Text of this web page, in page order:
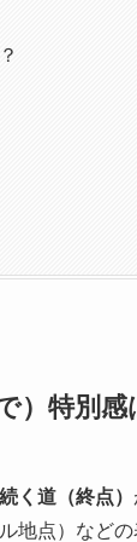
）特別感
く道（終点）
地点）など